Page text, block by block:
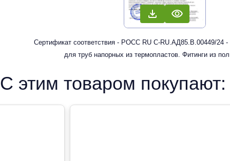
Сертификат соответствия - РОСС RU С-RU.АД85.В.00449/24
для труб напорных из термопластов. Фитинги из
отопления
С этим товаром покупают: